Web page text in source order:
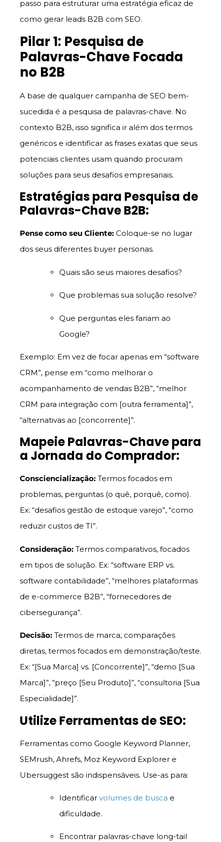
passo para estruturar uma estratégia eficaz de
como gerar leads B2B com SEO.
Pilar 1: Pesquisa de
Palavras-Chave Focada
no B2B
A base de qualquer campanha de SEO bem-
sucedida é a pesquisa de palavras-chave. No
contexto B2B, isso significa ir além dos termos
genéricos e identificar as frases exatas que seus
potenciais clientes usam quando procuram
soluções para seus desafios empresariais.
Estratégias para Pesquisa de
Palavras-Chave B2B:
Pense como seu Cliente: Coloque-se no lugar
dos seus diferentes buyer personas.
Quais são seus maiores desafios?
Que problemas sua solução resolve?
Que perguntas eles fariam ao
Google?
Exemplo: Em vez de focar apenas em “software
CRM”, pense em “como melhorar o
acompanhamento de vendas B2B”, “melhor
CRM para integração com [outra ferramenta]”,
“alternativas ao [concorrente]”.
Mapeie Palavras-Chave para
a Jornada do Comprador:
Consciencialização: Termos focados em
problemas, perguntas (o quê, porquê, como).
Ex: “desafios gestão de estoque varejo”, “como
reduzir custos de TI”.
Consideração: Termos comparativos, focados
em tipos de solução. Ex: “software ERP vs.
software contabilidade”, “melhores plataformas
de e-commerce B2B”, “fornecedores de
cibersegurança”.
Decisão: Termos de marca, comparações
diretas, termos focados em demonstração/teste.
Ex: “[Sua Marca] vs. [Concorrente]”, “demo [Sua
Marca]”, “preço [Seu Produto]”, “consultoria [Sua
Especialidade]”.
Utilize Ferramentas de SEO:
Ferramentas como Google Keyword Planner,
SEMrush, Ahrefs, Moz Keyword Explorer e
Ubersuggest são indispensáveis. Use-as para:
Identificar volumes de busca e
dificuldade.
Encontrar palavras-chave long-tail